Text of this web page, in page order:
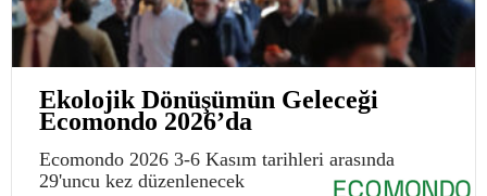
Ekolojik Dönüşümün Geleceği
Ecomondo 2026’da
Ecomondo 2026 3-6 Kasım tarihleri arasında
29'uncu kez düzenlenecek